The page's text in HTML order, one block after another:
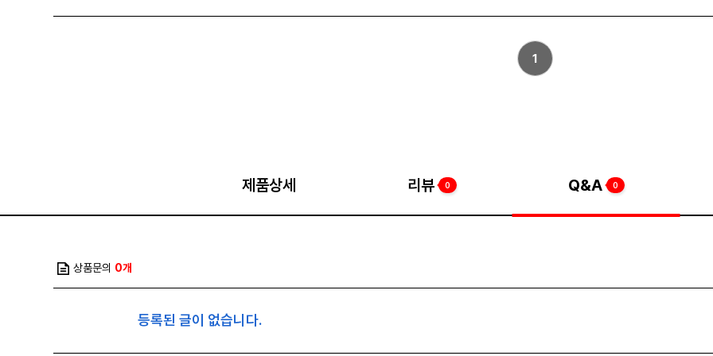
1
제품상세 리뷰 0 Q&A 0
상품문의 0개
등록된 글이 없습니다.